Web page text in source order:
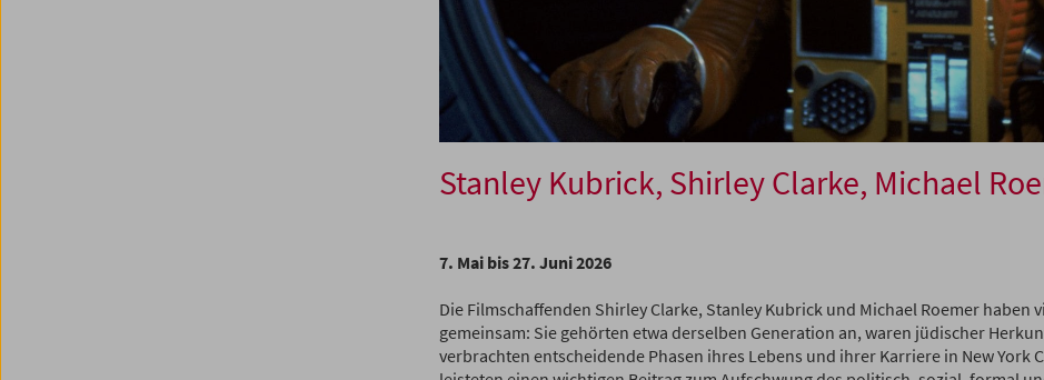
Stanley Kubrick, Shirley Clarke, Michael
7. Mai bis 27. Juni 2026
Die Filmschaffenden Shirley Clarke, Stanley Kubrick und Michael Roemer haben
gemeinsam: Sie gehörten etwa derselben Generation an, waren jüdischer
verbrachten entscheidende Phasen ihres Lebens und ihrer Karriere in New York